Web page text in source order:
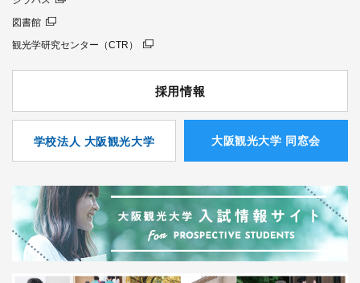
図書館
観光学研究センター（CTR）
採用情報
学校法人 大阪観光大学 ⼤阪観光⼤学 同窓会